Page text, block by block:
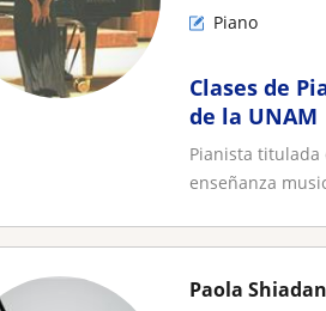
Piano
Clases de
de la UNAM
Pianista titulada
enseñanza
Paola